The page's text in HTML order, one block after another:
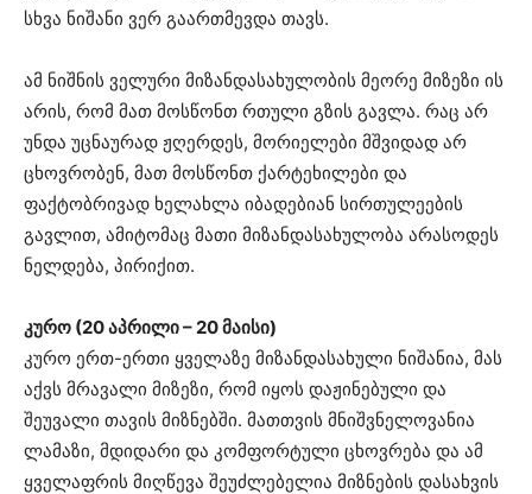
სხვა ნიშანი ვერ გაართმევდა თავს.
ამ ნიშნის ველური მიზანდასახულობის მეორე მიზეზი ის
არის, რომ მათ მოსწონთ რთული გზის გავლა. რაც არ
უნდა უცნაურად ჟღერდეს, მორიელები მშვიდად არ
ცხოვრობენ, მათ მოსწონთ ქარტეხილები და
ფაქტობრივად ხელახლა იბადებიან სირთულეების
გავლით, ამიტომაც მათი მიზანდასახულობა არასოდეს
ნელდება, პირიქით.
კურო (20 აპრილი – 20 მაისი)
კურო ერთ-ერთი ყველაზე მიზანდასახული ნიშანია, მას
აქვს მრავალი მიზეზი, რომ იყოს დაჟინებული და
შეუვალი თავის მიზნებში. მათთვის მნიშვნელოვანია
ლამაზი, მდიდარი და კომფორტული ცხოვრება და ამ
ყველაფრის მიღწევა შეუძლებელია მიზნების დასახვის